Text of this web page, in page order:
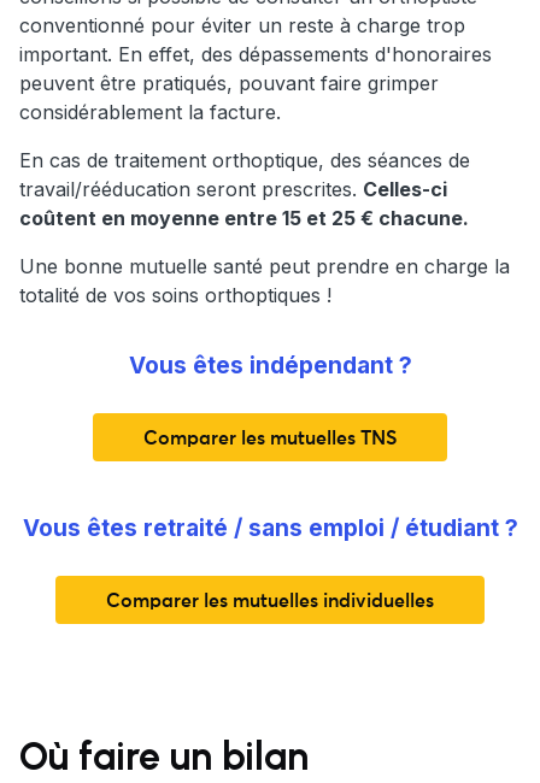
conventionné pour éviter un reste à charge trop
important. En effet, des dépassements d'honoraires
peuvent être pratiqués, pouvant faire grimper
considérablement la facture.
En cas de traitement orthoptique, des séances de
travail/rééducation seront prescrites. Celles-ci
coûtent en moyenne entre 15 et 25 € chacune.
Une bonne mutuelle santé peut prendre en charge la
totalité de vos soins orthoptiques !
Vous êtes indépendant ?
Comparer les mutuelles TNS
Vous êtes retraité / sans emploi / étudiant ?
Comparer les mutuelles individuelles
Où faire un bilan